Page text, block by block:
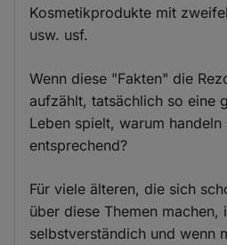
Kosmetikprodukte mit
usw. usf.
Wenn diese "Fakten" die
aufzählt, tatsächlich so eine
Leben spielt, warum
entsprechend?
Für viele älteren, die sich
über diese Themen machen,
selbstverständich und wenn